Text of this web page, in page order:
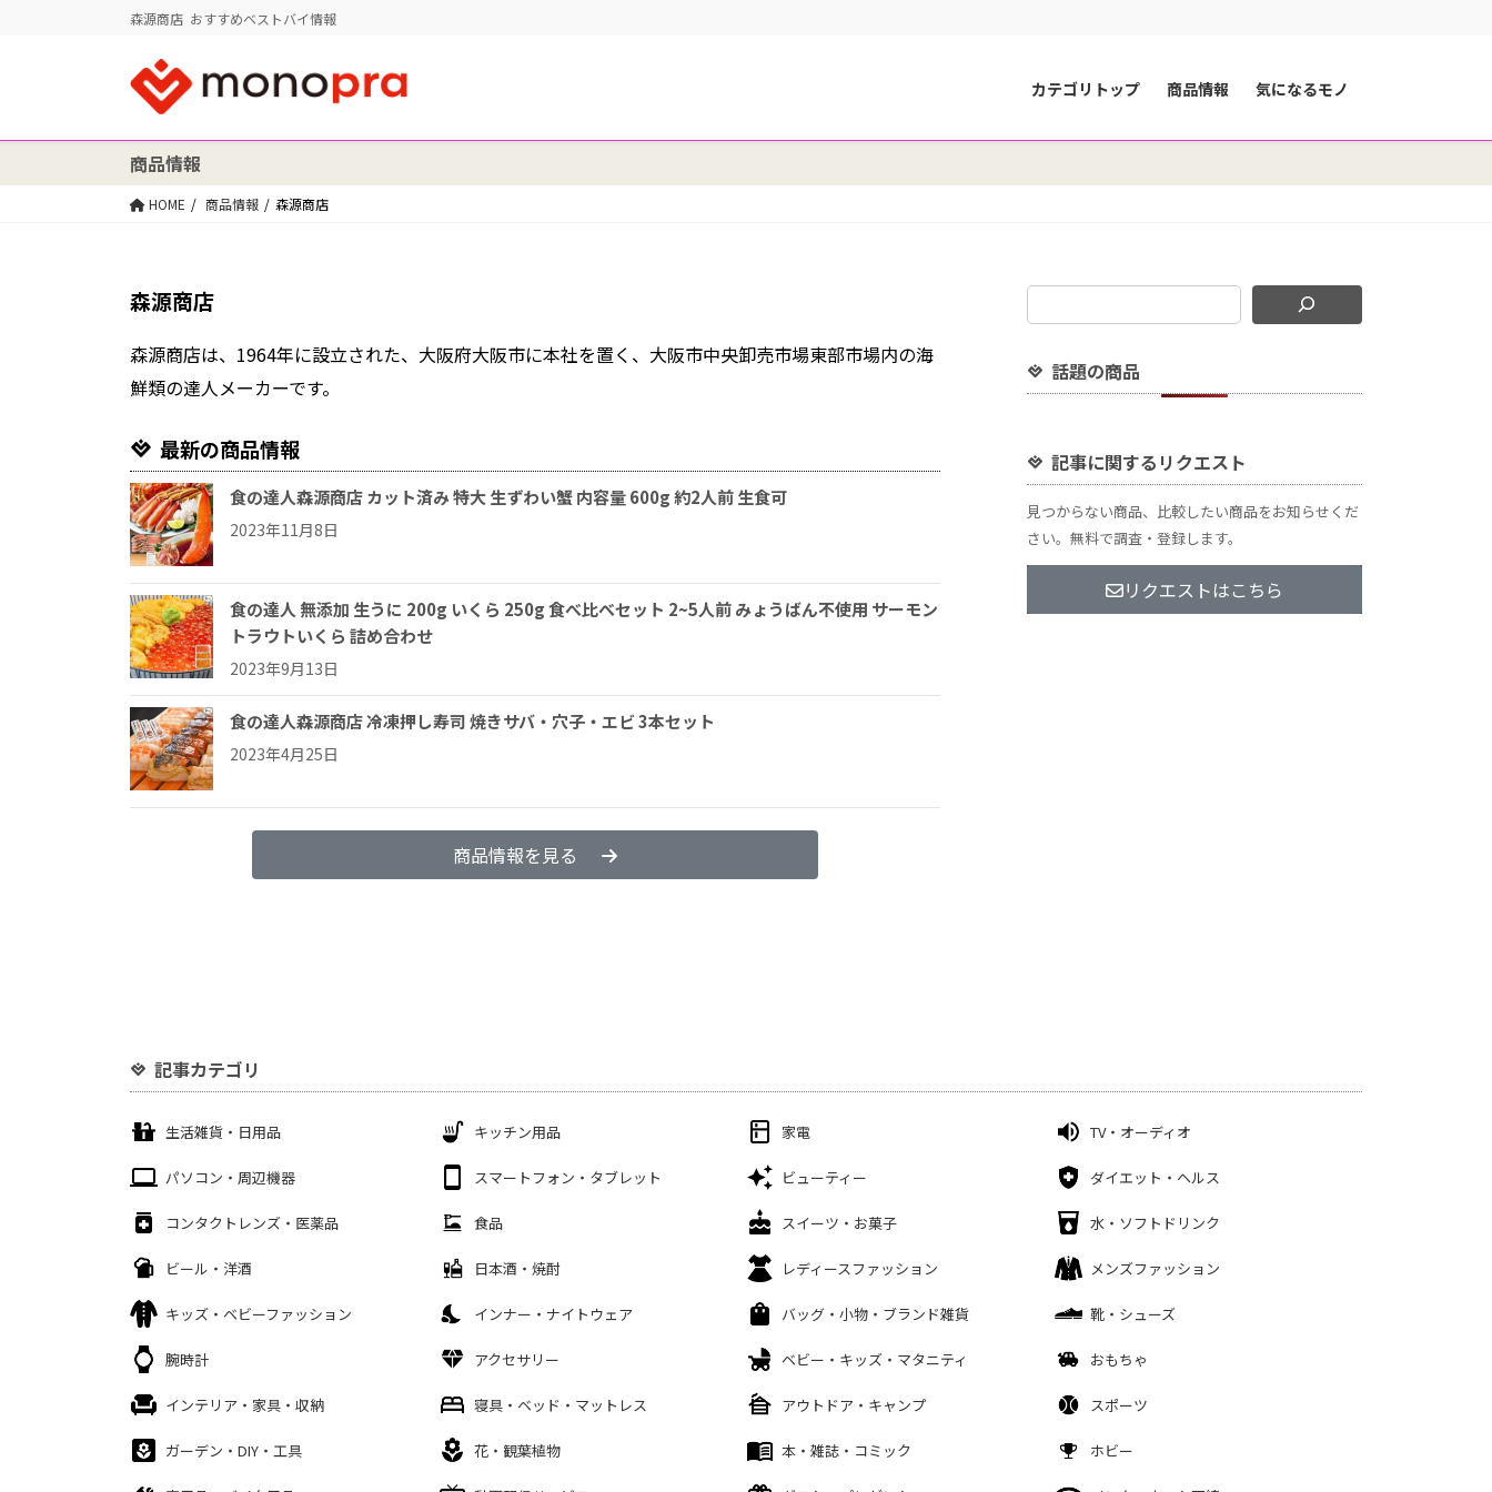
森源商店 おすすめベストバイ情報
カテゴリトップ 商品情報 気になるモノ
商品情報
HOME 商品情報 森源商店
森源商店
森源商店は、1964年に設立された、大阪府大阪市に本社を置く、大阪市中央卸売市場東部市場内の海
鮮類の達人メーカーです。
最新の商品情報
食の達人森源商店 カット済み 特大 生ずわい蟹 内容量 600g 約2人前 生食可
2023年11月8日
食の達人 無添加 生うに 200g いくら 250g 食べ比べセット 2~5人前 みょうばん不使用 サーモン
トラウトいくら 詰め合わせ
2023年9月13日
食の達人森源商店 冷凍押し寿司 焼きサバ・穴子・エビ 3本セット
2023年4月25日
商品情報を見る
話題の商品
記事に関するリクエスト
見つからない商品、比較したい商品をお知らせくだ
さい。無料で調査・登録します。
リクエストはこちら
記事カテゴリ
生活雑貨・日用品 キッチン用品 家電 TV・オーディオ
パソコン・周辺機器 スマートフォン・タブレット ビューティー ダイエット・ヘルス
コンタクトレンズ・医薬品 食品 スイーツ・お菓子 水・ソフトドリンク
ビール・洋酒 日本酒・焼酎 レディースファッション メンズファッション
キッズ・ベビーファッション インナー・ナイトウェア バッグ・小物・ブランド雑貨 靴・シューズ
腕時計 アクセサリー ベビー・キッズ・マタニティ おもちゃ
インテリア・家具・収納 寝具・ベッド・マットレス アウトドア・キャンプ スポーツ
ガーデン・DIY・工具 花・観葉植物 本・雑誌・コミック ホビー